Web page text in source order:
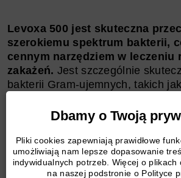
Dbamy o Twoją
Pliki cookies zapewniają prawidłowe
umożliwiają nam lepsze dopasowanie
indywidualnych potrzeb. Więcej o plikach
na naszej podstronie o Polityce
Levoxa 500 jest skuteczna
szerokiemu spektrum bakterii,
cennym narzędziem w leczeniu
zakażeń. Jest szczególnie
bakterii Gram-ujemnych, takich
Jej zdolność do zakłócania
sprawia, że jest skuteczna w
Mimo swojej